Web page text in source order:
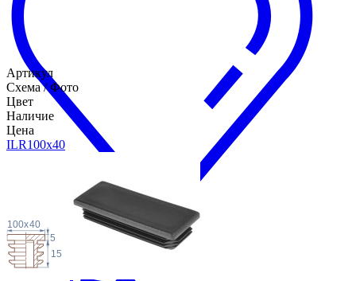
Артикул
Схема / Фото
Цвет
Наличие
Цена
ILR100x40
5
15
40
x
100